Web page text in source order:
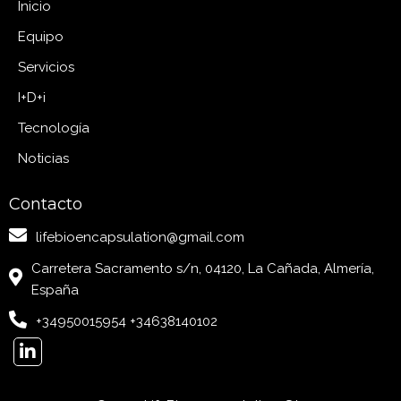
Inicio
Equipo
Servicios
I+D+i
Tecnología
Noticias
Contacto
lifebioencapsulation@gmail.com
Carretera Sacramento s/n, 04120, La Cañada, Almería,
España
+34950015954 +34638140102